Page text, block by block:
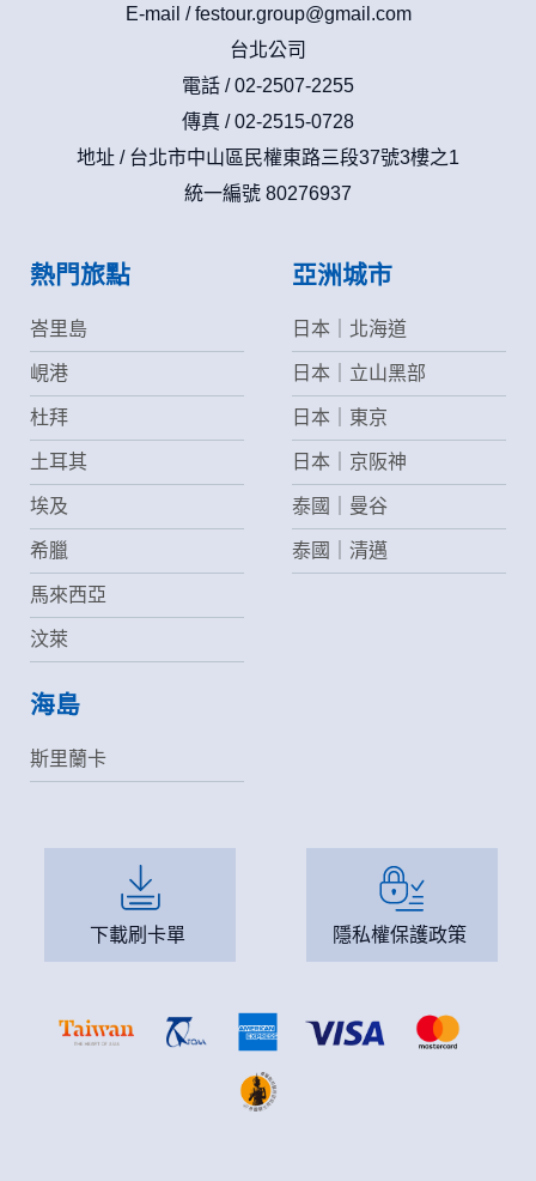
公司不負任何連帶責任。
本網站將在事前或註冊登錄取得您的同意後，傳送商業性資料
本公司發送，也會在該資料或電子郵件上提供您能隨時停止接
收這些資料或電子郵件的方法及說明。
資料使用:
本公司不會向任何人出售或出借您的個人識別資料。
1.遵守法令或政府機關的要求；或我們發覺您在網站上的行為
違反本公司旗下網站的會員條款或產品、服務的特定使用指
2.為了保護使用者個人隱私，我們無法為您查詢其他使用者的
帳號資料。若您有相關法律上問題需查閱他人資料時，請務必
向警政單位提出告訴，我們將全力配合警政單位調查並提供所
有相關資料，以協助調查及破案！
自我保護措施:
請妥善保管您在本公司及相關企業伙伴網站的帳號、密碼或個
人資料，不要將任何資料、密碼提供給任何人。並在您使用完
本公司相關企業伙伴網站所提供的服務後，務必記得登出帳戶
或關閉網頁瀏覽器，以防止他人讀取您的個人資料。
倘若您發現有任何非經授權的第三者使用您的帳號進行任何詢
問或訂購時，請立即通知本站。
E-mail /festour.group@gmail.com
台北公司
電話 / 02-2507-2255
傳真 / 02-2515-0728
地址 / 台北市中山區民權東路三段37號3樓之1
統一編號 80276937
熱門旅點
峇里島
峴港
杜拜
土耳其
埃及
希臘
馬來西亞
汶萊
亞洲城市
日本｜北海道
日本｜立山黑部
日本｜東京
日本｜京阪神
泰國｜曼谷
泰國｜清邁
海島
斯里蘭卡
下載刷卡單 隱私權保護政策